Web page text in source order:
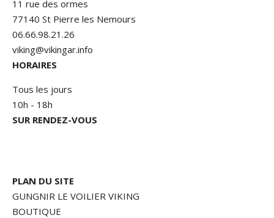
11 rue des ormes
77140 St Pierre les Nemours
06.66.98.21.26
viking@vikingar.info
HORAIRES
Tous les jours
10h - 18h
SUR RENDEZ-VOUS
PLAN DU SITE
GUNGNIR LE VOILIER VIKING
BOUTIQUE